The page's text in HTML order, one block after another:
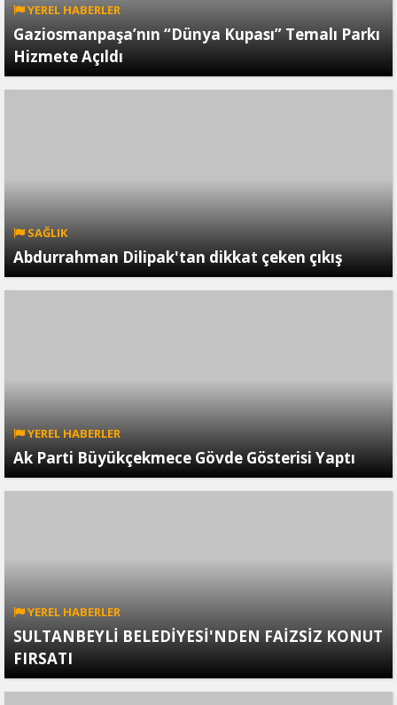
YEREL HABERLER
Gaziosmanpaşa’nın “Dünya Kupası” Temalı Parkı
Hizmete Açıldı
SAĞLIK
Abdurrahman Dilipak'tan dikkat çeken çıkış
YEREL HABERLER
Ak Parti Büyükçekmece Gövde Gösterisi Yaptı
YEREL HABERLER
SULTANBEYLİ BELEDİYESİ'NDEN FAİZSİZ KONUT
FIRSATI